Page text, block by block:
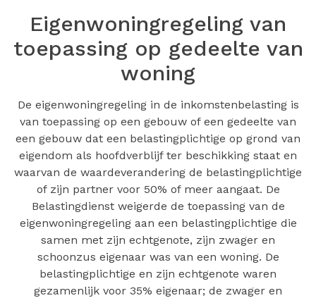
Eigenwoningregeling van
toepassing op gedeelte van
woning
De eigenwoningregeling in de inkomstenbelasting is
van toepassing op een gebouw of een gedeelte van
een gebouw dat een belastingplichtige op grond van
eigendom als hoofdverblijf ter beschikking staat en
waarvan de waardeverandering de belastingplichtige
of zijn partner voor 50% of meer aangaat. De
Belastingdienst weigerde de toepassing van de
eigenwoningregeling aan een belastingplichtige die
samen met zijn echtgenote, zijn zwager en
schoonzus eigenaar was van een woning. De
belastingplichtige en zijn echtgenote waren
gezamenlijk voor 35% eigenaar; de zwager en